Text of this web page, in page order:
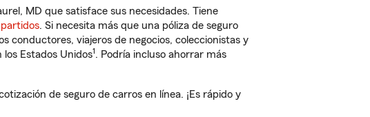
MD que satisface sus necesidades. Tiene
. Si necesita más que una póliza de seguro
conductores, viajeros de negocios, coleccionistas y
Estados Unidos1. Podría incluso ahorrar más
de seguro de carros en línea. ¡Es rápido y